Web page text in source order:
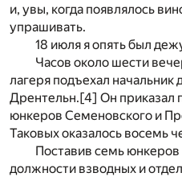
и, увы, когда появлялось
упрашивать.
18 июля я опять был
Часов около шести
лагеря подъехал
Дрентельн.[4] Он приказал
юнкеров Семеновского и
Таковых оказалось восемь
Поставив семь
должности взводных и